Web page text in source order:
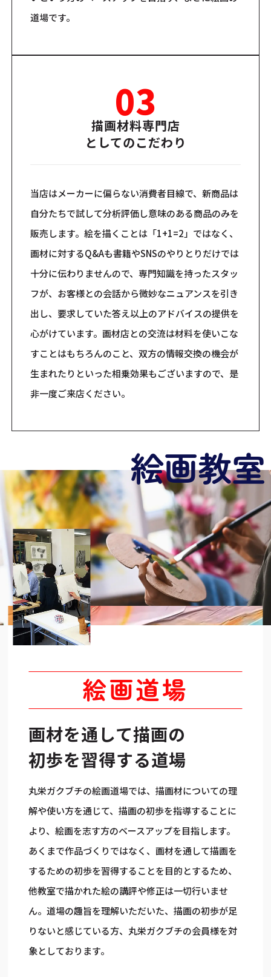
道場です。
03
描画材料専門店
としてのこだわり
当店はメーカーに偏らない消費者目線で、新商品は
自分たちで試して分析評価し意味のある商品のみを
販売します。絵を描くことは「1+1=2」ではなく、
画材に対するQ&Aも書籍やSNSのやりとりだけでは
十分に伝わりませんので、専門知識を持ったスタッ
フが、お客様との会話から微妙なニュアンスを引き
出し、要求していた答え以上のアドバイスの提供を
心がけています。画材店との交流は材料を使いこな
すことはもちろんのこと、双方の情報交換の機会が
生まれたりといった相乗効果もございますので、是
非一度ご来店ください。
絵画教室
絵画道場
画材を通して描画の
初歩を習得する道場
丸栄ガクブチの絵画道場では、描画材についての理
解や使い方を通じて、描画の初歩を指導することに
より、絵画を志す方のベースアップを目指します。
あくまで作品づくりではなく、画材を通して描画を
するための初歩を習得することを目的とするため、
他教室で描かれた絵の講評や修正は一切行いませ
ん。道場の趣旨を理解いただいた、描画の初歩が足
りないと感じている方、丸栄ガクブチの会員様を対
象としております。